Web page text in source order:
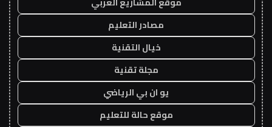
مصادر التعليم
خيال التقنية
مجلة تقنية
يو ان بي الرياضي
موقع حالة للتعليم